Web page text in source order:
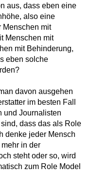
aus, dass eben eine
also eine
Menschen mit
Menschen mit
mit Behinderung,
eben solche
davon ausgehen
im besten Fall
und Journalisten
dass das als Role
denke jeder Mensch
in der
steht oder so, wird
zum Role Model